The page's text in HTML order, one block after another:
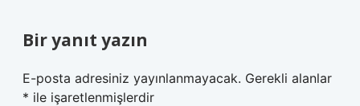
Bir yanıt yazın
E-posta adresiniz yayınlanmayacak. Gerekli alanlar
* ile işaretlenmişlerdir